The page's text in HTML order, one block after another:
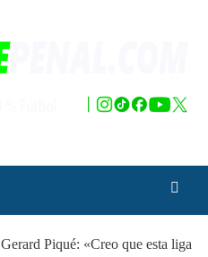
Gerard Piqué: «Creo que esta liga